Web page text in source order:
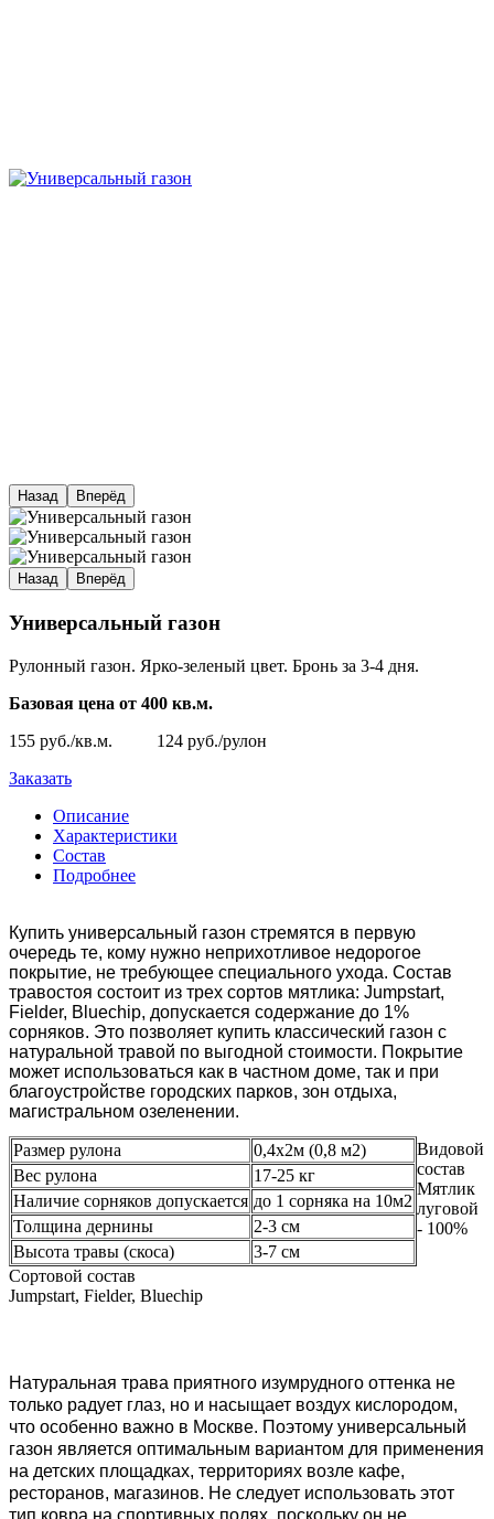
Назад Вперёд
Назад Вперёд
Универсальный газон
Рулонный газон. Ярко-зеленый цвет. Бронь за 3-4 дня.
Базовая цена от 400 кв.м.
155 руб./кв.м. 124 руб./рулон
Заказать
Описание
Характеристики
Состав
Подробнее
Купить универсальный газон стремятся в первую
очередь те, кому нужно неприхотливое недорогое
покрытие, не требующее специального ухода. Состав
травостоя состоит из трех сортов мятлика: Jumpstart,
Fielder, Bluechip, допускается содержание до 1%
сорняков. Это позволяет купить классический газон с
натуральной травой по выгодной стоимости. Покрытие
может использоваться как в частном доме, так и при
благоустройстве городских парков, зон отдыха,
магистральном озеленении.
Размер рулона
0,4х2м (0,8 м2)
Вес рулона
17-25 кг
Наличие сорняков допускается до 1 сорняка на 10м2
Толщина дернины
2-3 см
Высота травы (скоса)
3-7 см
Видовой
состав
Мятлик
луговой
- 100%
Сортовой состав
Jumpstart, Fielder, Bluechip
Натуральная трава приятного изумрудного оттенка не
только радует глаз, но и насыщает воздух кислородом,
что особенно важно в Москве. Поэтому универсальный
газон является оптимальным вариантом для применения
на детских площадках, территориях возле кафе,
ресторанов, магазинов. Не следует использовать этот
тип ковра на спортивных полях, поскольку он не